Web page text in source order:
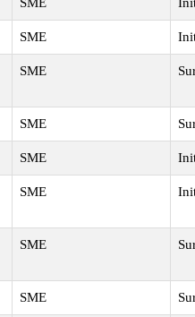
SME
SME
SME
SME
SME
SME
SME